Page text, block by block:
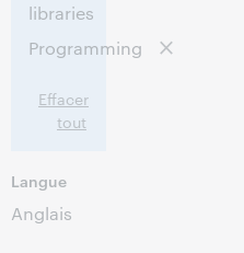
libraries
Programming
Effacer
tout
Langue
Anglais